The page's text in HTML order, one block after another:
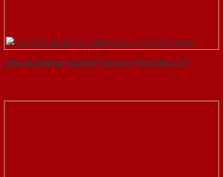
Cửa Gỗ Chống Cháy MDF Veneer P1R2 ASH-SGD